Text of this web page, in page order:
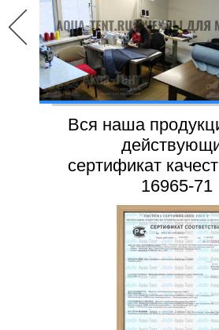
Вся наша
сертификат
16965-71